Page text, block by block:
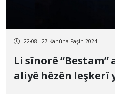
22:08 - 27 Kanûna Paşîn 2024
Li sînorê “Bestam”
aliyê hêzên leşkerî